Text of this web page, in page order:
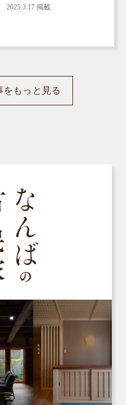
2025.3.17 掲載
をもっと見る